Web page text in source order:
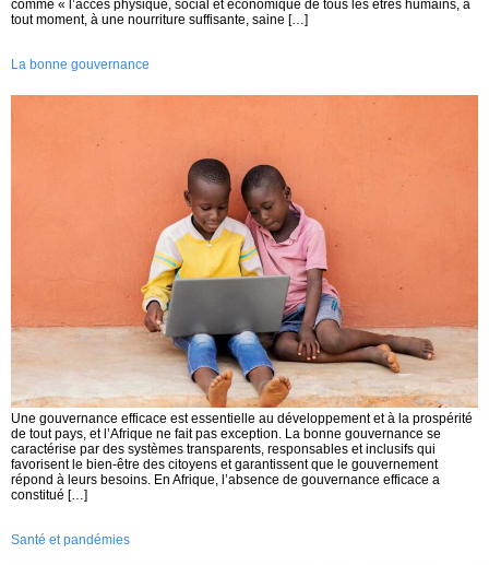
comme « l’accès physique, social et économique de tous les êtres humains, à
tout moment, à une nourriture suffisante, saine […]
La bonne gouvernance
Une gouvernance efficace est essentielle au développement et à la prospérité
de tout pays, et l’Afrique ne fait pas exception. La bonne gouvernance se
caractérise par des systèmes transparents, responsables et inclusifs qui
favorisent le bien-être des citoyens et garantissent que le gouvernement
répond à leurs besoins. En Afrique, l’absence de gouvernance efficace a
constitué […]
Santé et pandémies